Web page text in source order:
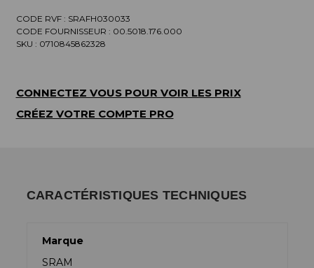
CODE RVF : SRAFH030033
CODE FOURNISSEUR : 00.5018.176.000
SKU : 0710845862328
CONNECTEZ VOUS POUR VOIR LES PRIX
CRÉEZ VOTRE COMPTE PRO
CARACTÉRISTIQUES TECHNIQUES
Marque
SRAM